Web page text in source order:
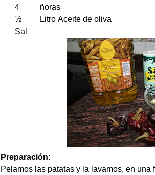
4 ñoras
½ Litro Aceite de oliva
Sal
Preparación:
Pelamos las patatas y la lavamos, en